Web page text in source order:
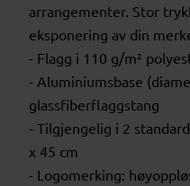
arrangementer. Stor
eksponering av din
- Flagg i 110 g/m²
- Aluminiumsbase
glassfiberflaggstang
- Tilgjengelig i 2
x 45 cm
- Logomerking: